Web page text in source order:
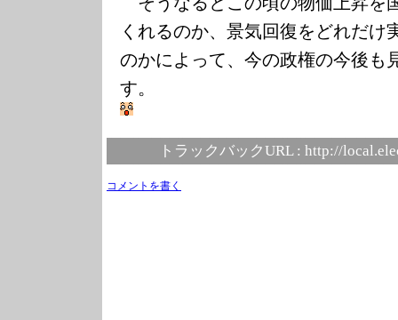
くれるのか、景気回復をどれだけ
のかによって、今の政権の今後も
す。
トラックバックURL : http://
コメントを書く